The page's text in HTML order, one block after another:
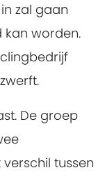
zal gaan
kan worden.
De groep
tussen